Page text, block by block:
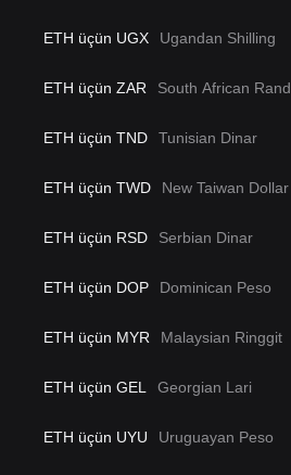
ETH üçün UGX Ugandan Shilling
ETH üçün ZAR South African Rand
ETH üçün TND Tunisian Dinar
ETH üçün TWD New Taiwan Dollar
ETH üçün RSD Serbian Dinar
ETH üçün DOP Dominican Peso
ETH üçün MYR Malaysian Ringgit
ETH üçün GEL Georgian Lari
ETH üçün UYU Uruguayan Peso